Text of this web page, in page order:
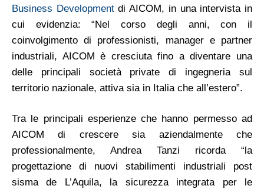
Business Developmentdi AICOM, in una intervista in
cui evidenzia: “Nel corso degli anni, con il
coinvolgimento di professionisti, manager e partner
industriali, AICOM è cresciuta fino a diventare una
delle principali società private di ingegneria sul
territorio nazionale, attiva sia in Italia che all’estero”.
Tra le principali esperienze che hanno permesso ad
AICOM di crescere sia aziendalmente che
professionalmente, Andrea Tanzi ricorda “la
progettazione di nuovi stabilimenti industriali post
sisma de L’Aquila, la sicurezza integrata per le